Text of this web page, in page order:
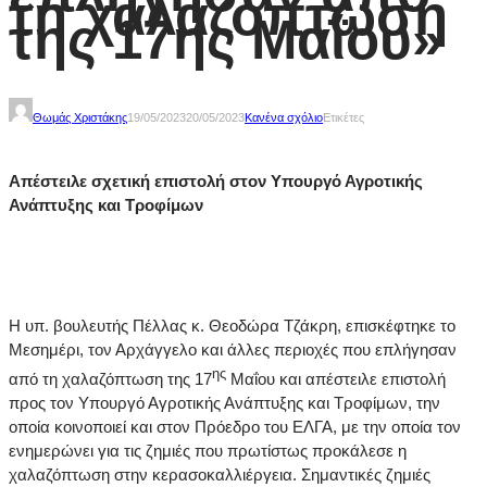
τη χαλαζόπτωση
της 17ης Μαΐου»
Θωμάς Χριστάκης19/05/202320/05/2023Κανένα σχόλιοΕτικέτες
Απέστειλε σχετική επιστολή στον Υπουργό Αγροτικής
Ανάπτυξης και Τροφίμων
Η υπ. βουλευτής Πέλλας κ. Θεοδώρα Τζάκρη, επισκέφτηκε το
Μεσημέρι, τον Αρχάγγελο και άλλες περιοχές που επλήγησαν
από τη χαλαζόπτωση της 17ης Μαΐου και απέστειλε επιστολή
προς τον Υπουργό Αγροτικής Ανάπτυξης και Τροφίμων, την
οποία κοινοποιεί και στον Πρόεδρο του ΕΛΓΑ, με την οποία τον
ενημερώνει για τις ζημιές που πρωτίστως προκάλεσε η
χαλαζόπτωση στην κερασοκαλλιέργεια. Σημαντικές ζημιές